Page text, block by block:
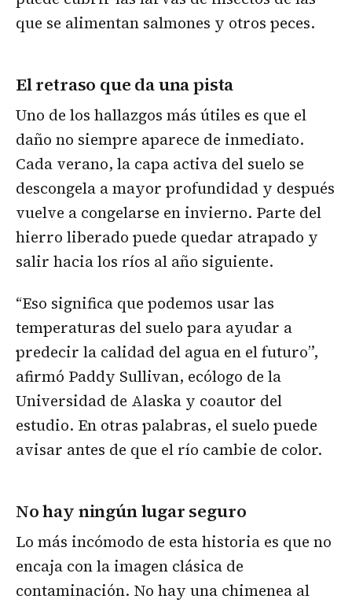
que se alimentan salmones y otros peces.
El retraso que da una pista
Uno de los hallazgos más útiles es que el
daño no siempre aparece de inmediato.
Cada verano, la capa activa del suelo se
descongela a mayor profundidad y después
vuelve a congelarse en invierno. Parte del
hierro liberado puede quedar atrapado y
salir hacia los ríos al año siguiente.
“Eso significa que podemos usar las
temperaturas del suelo para ayudar a
predecir la calidad del agua en el futuro”,
afirmó Paddy Sullivan, ecólogo de la
Universidad de Alaska y coautor del
estudio. En otras palabras, el suelo puede
avisar antes de que el río cambie de color.
No hay ningún lugar seguro
Lo más incómodo de esta historia es que no
encaja con la imagen clásica de
contaminación. No hay una chimenea al